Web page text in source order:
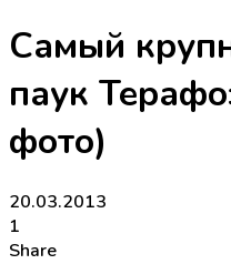
Самый
паук
фото)
20.03.2013
1
Share